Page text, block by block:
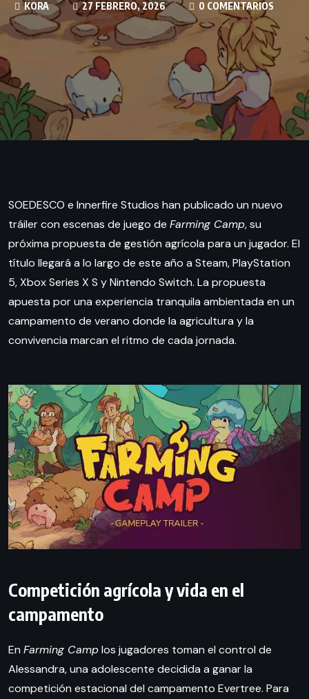
KORA 27 FEBRERO, 2026 0 COMENTARIOS
SOEDESCO e Innerfire Studios han publicado un nuevo
tráiler con escenas de juego de Farming Camp, su
próxima propuesta de gestión agrícola para un jugador. El
título llegará a lo largo de este año a Steam, PlayStation
5, Xbox Series X S y Nintendo Switch. La propuesta
apuesta por una experiencia tranquila ambientada en un
campamento de verano donde la agricultura y la
convivencia marcan el ritmo de cada jornada.
Competición agrícola y vida en el
campamento
En Farming Camplos jugadores toman el control de
Alessandra, una adolescente decidida a ganar la
competición estacional del campamento Evertree. Para